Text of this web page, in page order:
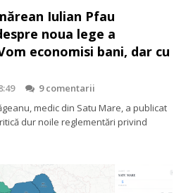
Iulian Pfau
noua lege a
economisi bani, dar cu
9 comentarii
medic din Satu Mare, a publicat
dur noile reglementări privind